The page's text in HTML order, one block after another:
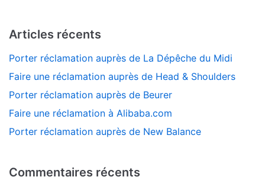
Articles récents
Porter réclamation auprès de La Dépêche du Midi
Faire une réclamation auprès de Head & Shoulders
Porter réclamation auprès de Beurer
Faire une réclamation à Alibaba.com
Porter réclamation auprès de New Balance
Commentaires récents